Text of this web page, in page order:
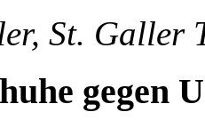
St. Galler
gegen